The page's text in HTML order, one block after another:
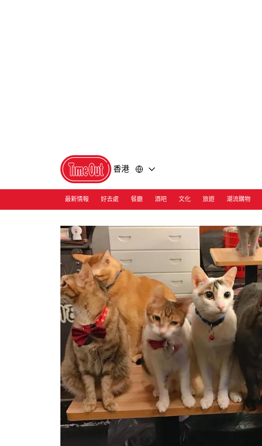
香港
最新情報 好去處 餐廳 酒吧 文化 旅遊 潮流購物